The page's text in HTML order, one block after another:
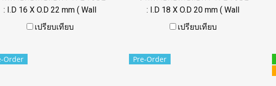
: I.D 16 X O.D 22 mm ( Wall
Thickness 3 mm) ความแข็ง
022577145 / 0926568846
เปรียบเทียบ
: I.D 18 X O.D 20 mm ( Wall
Thickness 1 mm) ความแข็ง
Tel: 022577145 / 0926568846
เปรียบเทียบ
Order Pre-Order